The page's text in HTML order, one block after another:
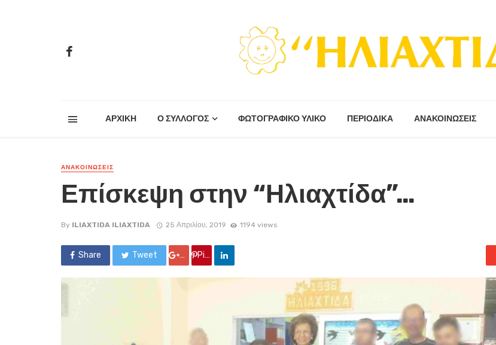
ΑΡΧΙΚΗ Ο ΣΥΛΛΟΓΟΣ ΦΩΤΟΓΡΑΦΙΚΟ ΥΛΙΚΟ ΠΕΡΙΟΔΙΚΆ ΑΝΑΚΟΙΝΩΣΕΙΣ
ΑΝΑΚΟΙΝΏΣΕΙΣ
Επίσκεψη στην “Ηλιαχτίδα”…
By ILIAXTIDA ILIAXTIDA 25 Απριλίου, 2019 1194 views
Share Tweet Google +
Pin it